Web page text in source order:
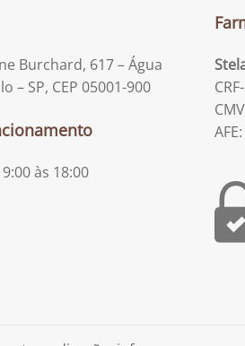
Burchard, 617 – Água
– SP, CEP 05001-900
às 18:00